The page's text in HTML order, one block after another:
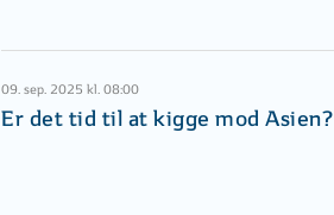
09. sep. 2025 kl. 08:00
Er det tid til at kigge mod Asien?